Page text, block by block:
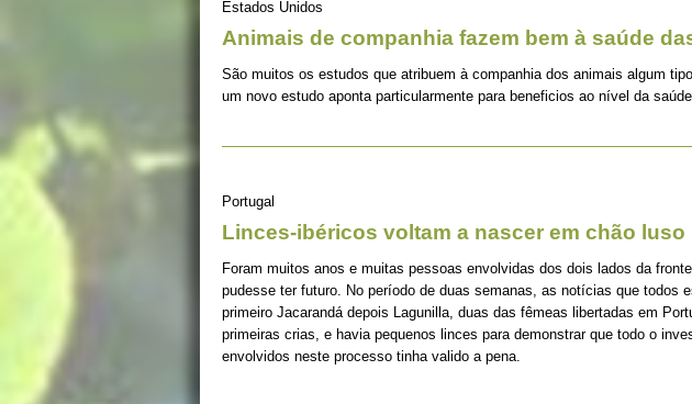
Estados Unidos
Animais de companhia fazem bem à saúde
São muitos os estudos que atribuem à companhia dos animais algum
um novo estudo aponta particularmente para beneficios ao nível da
Portugal
Linces-ibéricos voltam a nascer em chão luso
Foram muitos anos e muitas pessoas envolvidas dos dois lados da
pudesse ter futuro. No período de duas semanas, as notícias que todos
primeiro Jacarandá depois Lagunilla, duas das fêmeas libertadas em
primeiras crias, e havia pequenos linces para demonstrar que todo o
envolvidos neste processo tinha valido a pena.